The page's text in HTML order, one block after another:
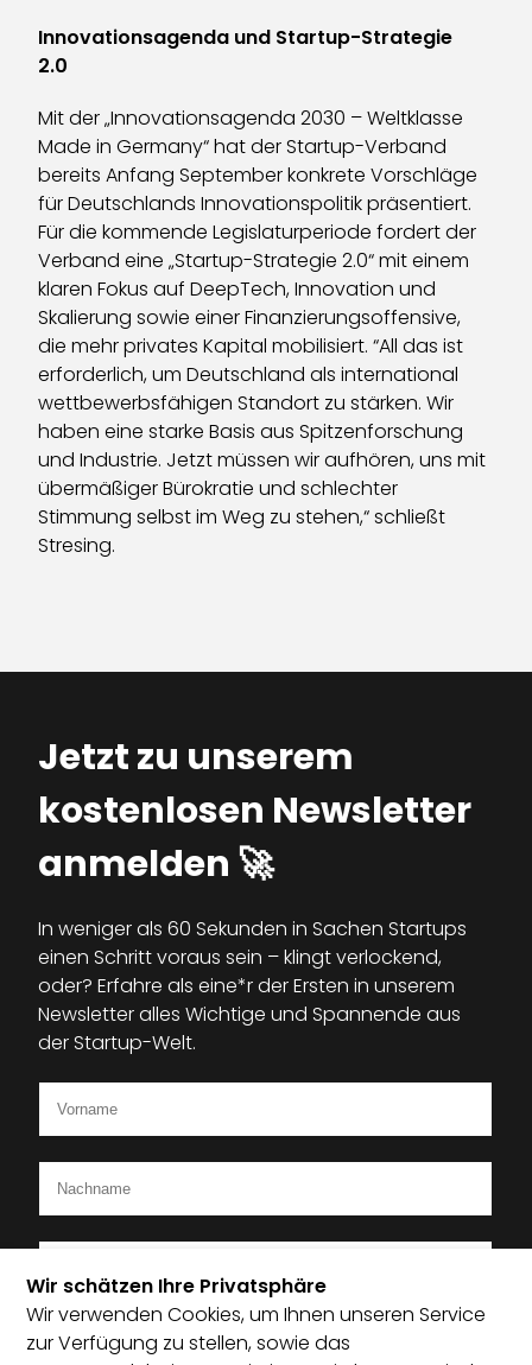
Innovationsagenda und Startup-Strategie
2.0
Mit der „Innovationsagenda 2030 – Weltklasse
Made in Germany“ hat der Startup-Verband
bereits Anfang September konkrete Vorschläge
für Deutschlands Innovationspolitik präsentiert.
Für die kommende Legislaturperiode fordert der
Verband eine „Startup-Strategie 2.0“ mit einem
klaren Fokus auf DeepTech, Innovation und
Skalierung sowie einer Finanzierungsoffensive,
die mehr privates Kapital mobilisiert. “All das ist
erforderlich, um Deutschland als international
wettbewerbsfähigen Standort zu stärken. Wir
haben eine starke Basis aus Spitzenforschung
und Industrie. Jetzt müssen wir aufhören, uns mit
übermäßiger Bürokratie und schlechter
Stimmung selbst im Weg zu stehen,“ schließt
Stresing.
Jetzt zu unserem
kostenlosen Newsletter
anmelden 🚀
In weniger als 60 Sekunden in Sachen Startups
einen Schritt voraus sein – klingt verlockend,
oder? Erfahre als eine*r der Ersten in unserem
Newsletter alles Wichtige und Spannende aus
der Startup-Welt.
Ich bin Mitglied im Startup-Verband
Wir schätzen Ihre Privatsphäre
Wir verwenden Cookies, um Ihnen unseren Service
zur Verfügung zu stellen, sowie das